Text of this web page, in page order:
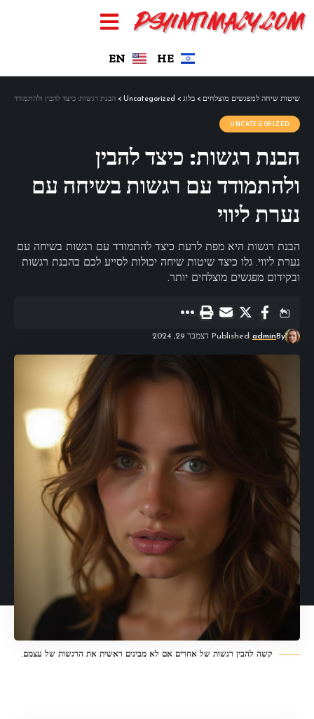
HE
EN
שיטות שיחה למפגשים מוצלחים > בלוג >
Uncategorized
> הבנת רגשות: כיצד להבין ולהתמודד
UNCATEGORIZED
הבנת רגשות: כיצד להבין
ולהתמודד עם רגשות בשיחה עם
נערת ליווי
הבנת רגשות היא מפת לדעת כיצד להתמודד עם רגשות בשיחה עם
נערת ליווי. גלו כיצד שיטות שיחה יכולות לסייע לכם בהבנת רגשות
ובקידום מפגשים מוצלחים יותר.
By
admin Published דצמבר 29, 2024
קשה להבין רגשות של אחרים אם לא מבינים ראשית את הרגשות של עצמם.